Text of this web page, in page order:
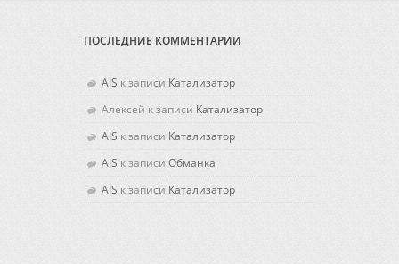
ПОСЛЕДНИЕ КОММЕНТАРИИ
AIS к записи Катализатор
Алексей к записи Катализатор
AIS к записи Катализатор
AIS к записи Обманка
AIS к записи Катализатор